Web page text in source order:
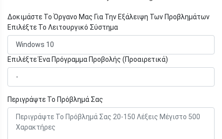
Δοκιμάστε Το Όργανο Μας Για Την Εξάλειψη Των Προβλημάτων
Επιλέξτε Το Λειτουργικό Σύστημα
Επιλέξτε Ένα Πρόγραμμα Προβολής (Προαιρετικά)
Περιγράψτε Το Πρόβλημά Σας